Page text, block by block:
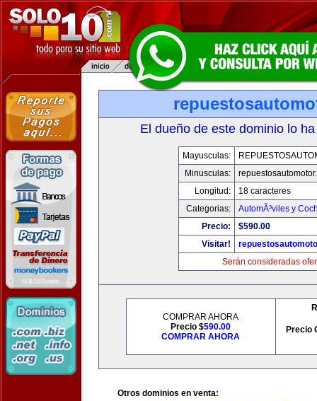
El dueño de este dominio lo
Mayusculas:
Minusculas:
Longitud:
18 caracteres
Categorias:
AutomÃ³viles y
Precio:
$590.00
Visitar!
Serán consideradas
COMPRAR AHORA
Precio $590.00
COMPRAR AHORA
Precio
Otros dominios en venta: